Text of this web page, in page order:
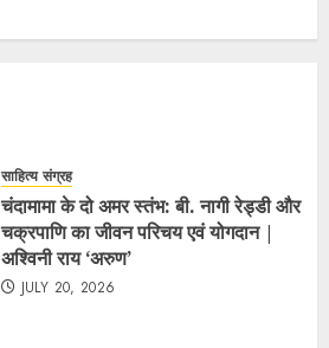
साहित्य संग्रह
चंदामामा के दो अमर स्तंभ: बी. नागी रेड्डी और
चक्रपाणि का जीवन परिचय एवं योगदान |
अश्विनी राय ‘अरुण’
JULY 20, 2026